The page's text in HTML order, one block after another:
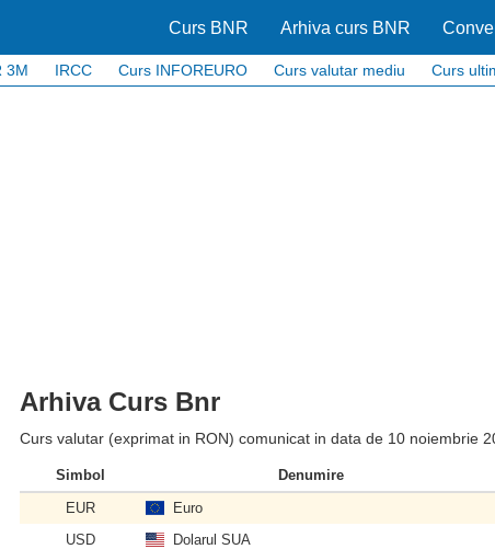
Curs BNR Arhiva curs BNR
3M IRCC Curs INFOREURO Curs valutar mediu Curs
Arhiva Curs Bnr
Curs valutar (exprimat in RON) comunicat in data de 10 noiembrie
Simbol Denumire
EUR
Euro
USD
Dolarul SUA